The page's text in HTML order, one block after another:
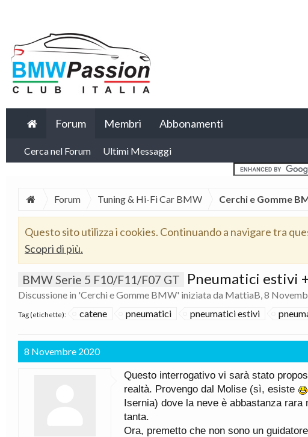
Forum
Cerca nel Forum Ultimi Messaggi
Membri Abbonamenti
Forum Tuning & Hi-Fi Car BMW Cerchi e Gomme
Questo sito utilizza i cookies. Continuando a navigare tra
Scopri di più.
BMW Serie 5 F10/F11/F07 GT Pneumatici estivi
Discussione in 'Cerchi e Gomme BMW' iniziata da MattiaB,8
Tag (etichette): catene pneumatici pneumatici estivi
8 Novembre 2020
Questo interrogativo vi sarà stato
realtà. Provengo dal Molise (sì, esiste
Isernia) dove la neve è abbastanza
tanta.
Ora, premetto che non sono un